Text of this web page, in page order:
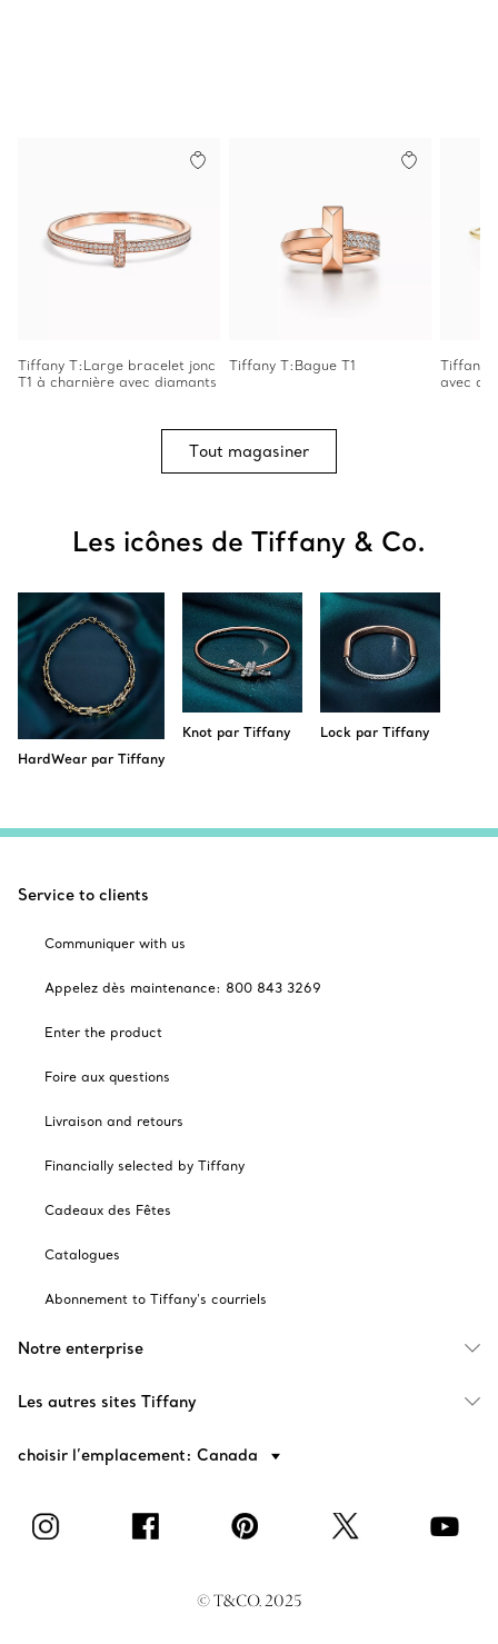
Tiffany T:Large bracelet jonc
T1 à charnière avec diamants
Tiffany T:Bague T1
Tiffany
avec
Tout magasiner
Les icônes de Tiffany & Co.
HardWear par Tiffany
Knot par Tiffany Lock par Tiffany
Service to clients
Communiquer with us
Appelez dès maintenance: 800 843 3269
Enter the product
Foire aux questions
Livraison and retours
Financially selected by Tiffany
Cadeaux des Fêtes
Catalogues
Abonnement to Tiffany's courriels
Notre enterprise
Les autres sites Tiffany
choisir l’emplacement: Canada
© T&CO. 2025